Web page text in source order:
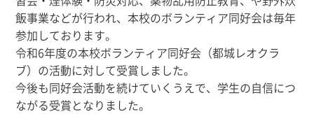
飯事業などが行われ、本校のボランティア同好会は毎年
参加しております。
令和6年度の本校ボランティア同好会（都城レオクラ
ブ）の活動に対して受賞しました。
今後も同好会活動を続けていくうえで、学生の自信につ
ながる受賞となりました。